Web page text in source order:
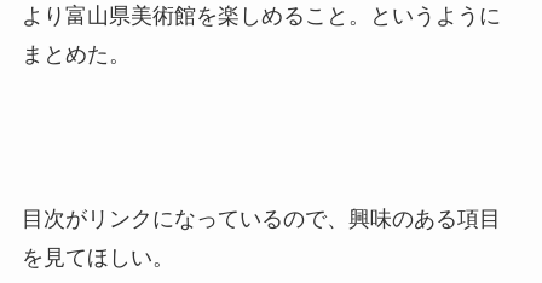
より富山県美術館を楽しめること。というように
まとめた。
目次がリンクになっているので、興味のある項目
を見てほしい。